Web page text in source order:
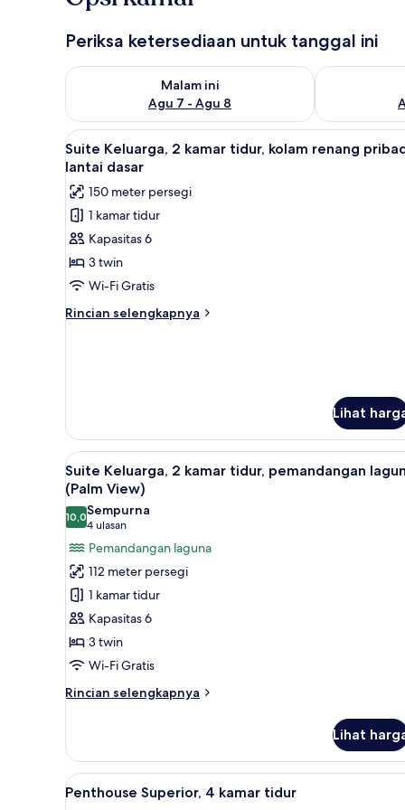
Periksa ketersediaan untuk tanggal ini
Malam ini
Agu 7 - Agu 8
Periksa ketersediaan untuk malam ini Agu 7 - Agu 8
Periksa
Lihat
semua
foto
untuk
Suite
Keluarga,
2
kamar
tidur,
kolam
Suite Keluarga, 2 kamar
9
Suite Keluarga, 2 kamar tidur, kolam renang
lantai dasar
150 meter persegi
1 kamar tidur
Kapasitas 6
3 twin
Wi-Fi Gratis
Rincian selengkapnya
Rincian
kamar
tidur,
kolam
renang
pribadi,
lantai
dasar
Lihat
Lihat
semua
foto
untuk
Suite
Keluarga,
2
kamar
tidur,
pemandangan
laguna
(Palm
Suite Keluarga, 2 kamar
13
Suite Keluarga, 2 kamar tidur, pemandangan
(Palm View)
10,010,0 dari 10
Sempurna
4 ulasan
(4
ulasan)
Pemandangan laguna
112 meter persegi
1 kamar tidur
Kapasitas 6
3 twin
Wi-Fi Gratis
Rincian selengkapnya
Rincian
Suite
Keluarga,
2
Lihat
Lihat
semua
Penthouse Superior, 4 kamar
14
Penthouse Superior, 4 kamar tidur